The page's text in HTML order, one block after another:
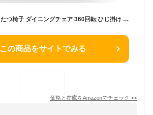
KAGMII 座椅子 こたつ椅子 ダイニングチェア 360回転 ひじ掛け おしゃれ フロアチェア 畳部屋 1人掛け 本革質感
この商品をサイトでみる
価格と在庫をAmazonでチェック >>